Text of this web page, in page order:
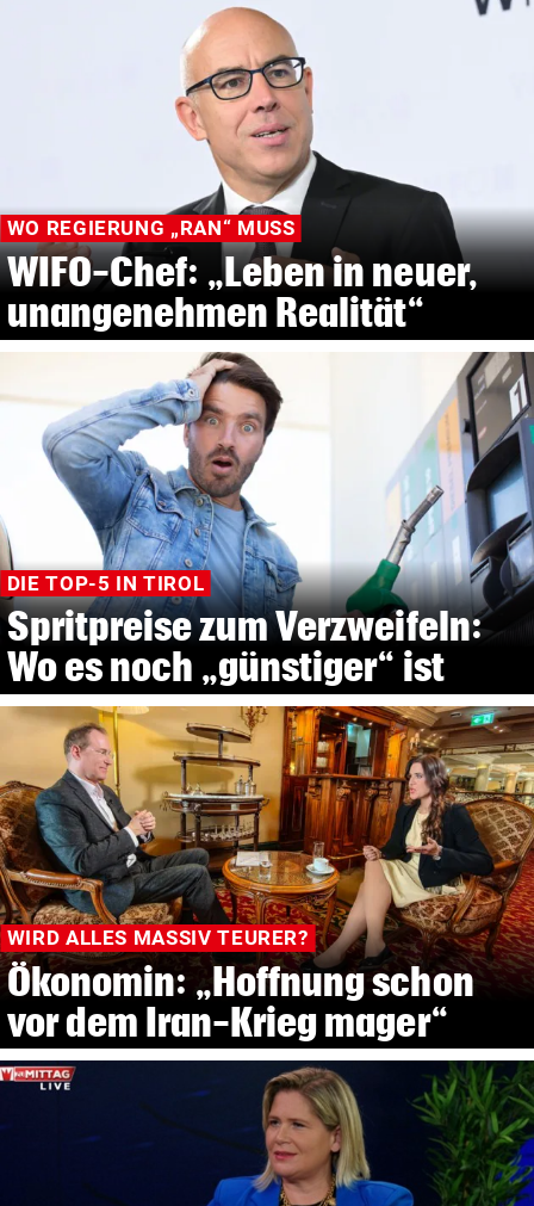
WO REGIERUNG „RAN“ MUSS
WIFO-Chef: „Leben in neuer,
unangenehmen Realität“
DIE TOP-5 IN TIROL
Spritpreise zum Verzweifeln:
Wo es noch „günstiger“ ist
WIRD ALLES MASSIV TEURER?
Ökonomin: „Hoffnung schon
vor dem Iran-Krieg mager“